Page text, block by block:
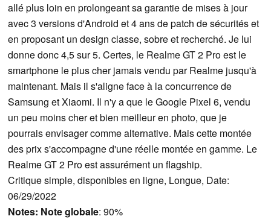
allé plus loin en prolongeant sa garantie de mises à jour
avec 3 versions d'Android et 4 ans de patch de sécurités et
en proposant un design classe, sobre et recherché. Je lui
donne donc 4,5 sur 5. Certes, le Realme GT 2 Pro est le
smartphone le plus cher jamais vendu par Realme jusqu'à
maintenant. Mais il s'aligne face à la concurrence de
Samsung et Xiaomi. Il n'y a que le Google Pixel 6, vendu
un peu moins cher et bien meilleur en photo, que je
pourrais envisager comme alternative. Mais cette montée
des prix s'accompagne d'une réelle montée en gamme. Le
Realme GT 2 Pro est assurément un flagship.
Critique simple, disponibles en ligne, Longue, Date:
06/29/2022
Notes: Note globale: 90%